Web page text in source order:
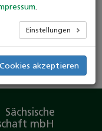
Sächsische
mbH
Einstellungen
akzeptieren